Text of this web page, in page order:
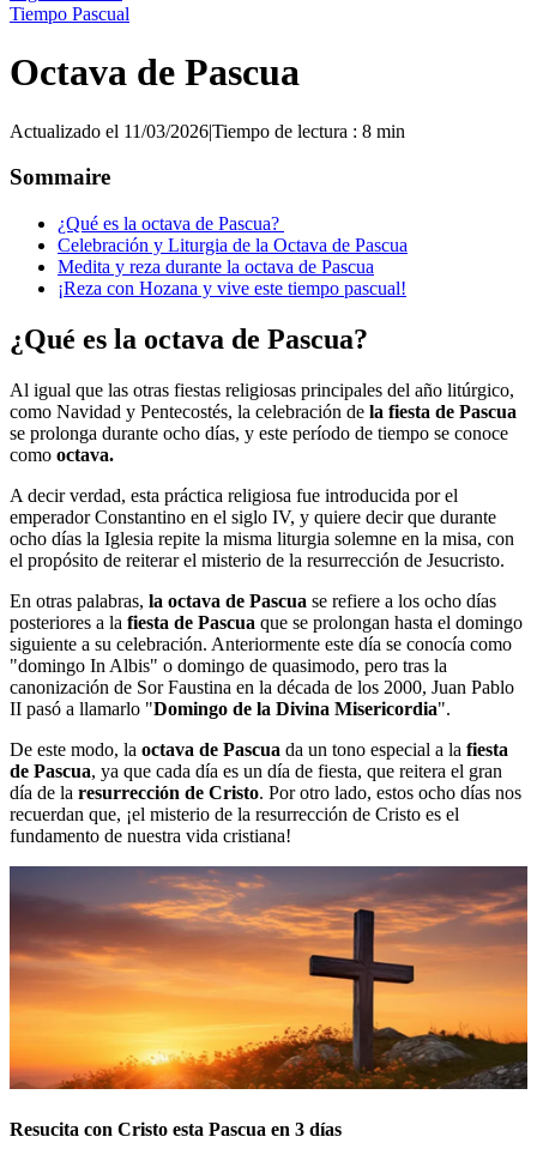
Tiempo Pascual
Octava de Pascua
Actualizado el 11/03/2026|Tiempo de lectura : 8 min
Sommaire
¿Qué es la octava de Pascua?
Celebración y Liturgia de la Octava de Pascua
Medita y reza durante la octava de Pascua
¡Reza con Hozana y vive este tiempo pascual!
¿Qué es la octava de Pascua?
Al igual que las otras fiestas religiosas principales del año litúrgico,
como Navidad y Pentecostés, la celebración de la fiesta de Pascua
se prolonga durante ocho días, y este período de tiempo se conoce
como octava.
A decir verdad, esta práctica religiosa fue introducida por el
emperador Constantino en el siglo IV, y quiere decir que durante
ocho días la Iglesia repite la misma liturgia solemne en la misa, con
el propósito de reiterar el misterio de la resurrección de Jesucristo.
En otras palabras, la octava de Pascua se refiere a los ocho días
posteriores a la fiesta de Pascua que se prolongan hasta el domingo
siguiente a su celebración. Anteriormente este día se conocía como
"domingo In Albis" o domingo de quasimodo, pero tras la
canonización de Sor Faustina en la década de los 2000, Juan Pablo
II pasó a llamarlo "Domingo de la Divina Misericordia".
De este modo, la octava de Pascua da un tono especial a la fiesta
de Pascua, ya que cada día es un día de fiesta, que reitera el gran
día de la resurrección de Cristo. Por otro lado, estos ocho días nos
recuerdan que, ¡el misterio de la resurrección de Cristo es el
fundamento de nuestra vida cristiana!
Resucita con Cristo esta Pascua en 3 días